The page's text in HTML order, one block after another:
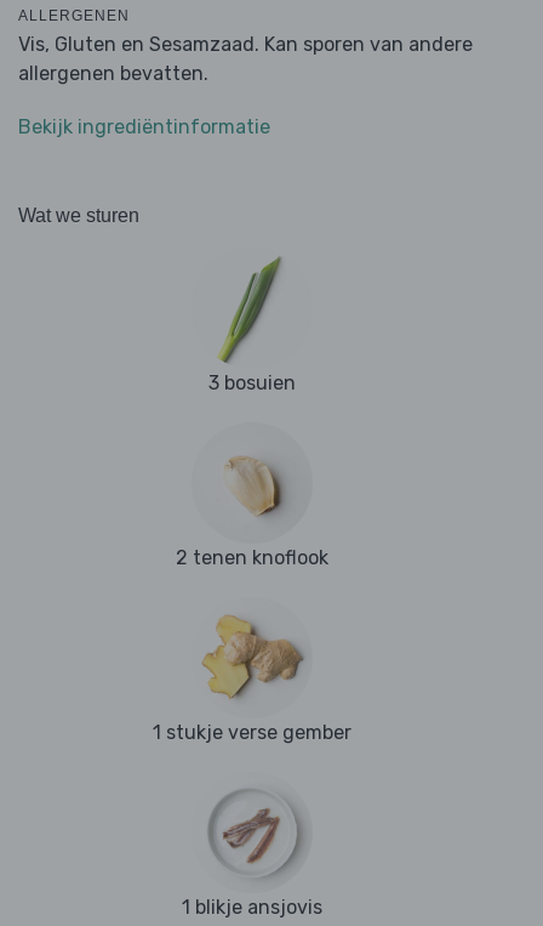
ALLERGENEN
Vis, Gluten en Sesamzaad. Kan sporen van andere
allergenen bevatten.
Bekijk ingrediëntinformatie
Wat we sturen
3 bosuien
2 tenen knoflook
1 stukje verse gember
1 blikje ansjovis